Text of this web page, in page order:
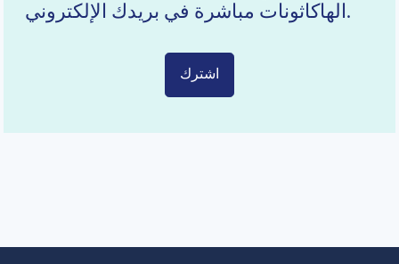
الهاكاثونات مباشرة في بريدك الإلكتروني.
اشترك